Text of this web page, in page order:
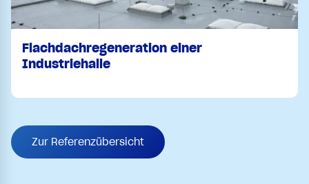
Flachdachregeneration einer
Industriehalle
Zur Referenzübersicht